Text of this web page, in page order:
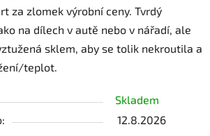
za zlomek výrobní ceny. Tvrdý
na dílech v autě nebo v nářadí, ale
sklem, aby se tolik nekroutila a
teplot.
Skladem
12.8.2026